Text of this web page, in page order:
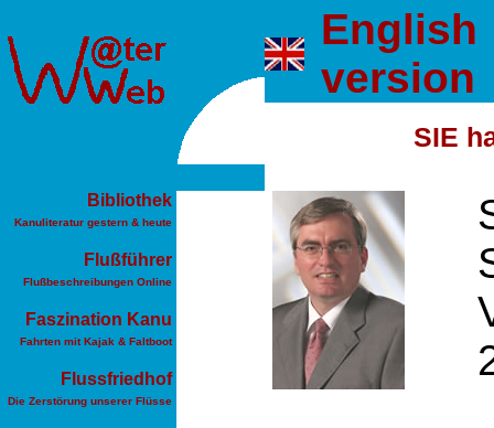
English
version
SIE
Bibliothek
Kanuliteratur gestern & heute
Flußführer
Flußbeschreibungen Online
Faszination Kanu
Fahrten mit Kajak & Faltboot
Flussfriedhof
Die Zerstörung unserer Flüsse